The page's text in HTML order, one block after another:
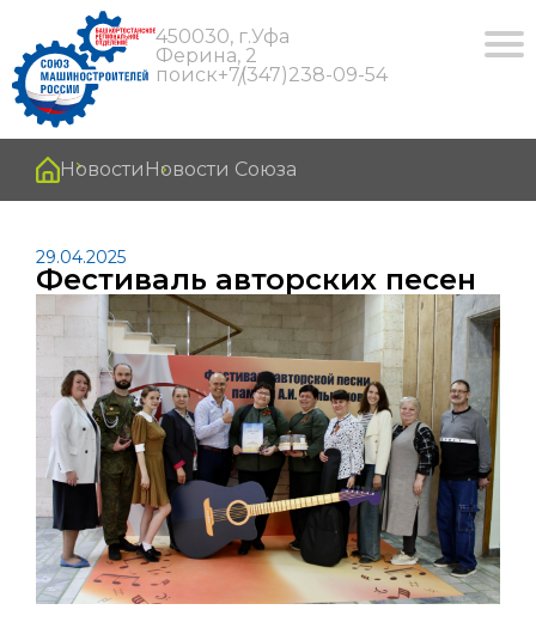
450030, г.Уфа
Ферина, 2
поиск+7(347)238-09-54
Новости Новости Союза
29.04.2025
Фестиваль авторских песен